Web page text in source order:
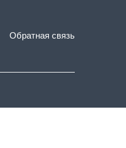
Обратная связь